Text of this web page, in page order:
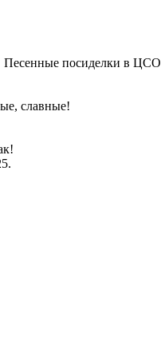
Песенные посиделки в ЦСО
славные!